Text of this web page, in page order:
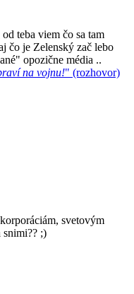
teba viem čo sa tam
čo je Zelenský zač lebo
opozične média ..
na vojnu!" (rozhovor)
svetovým
snimi?? ;)